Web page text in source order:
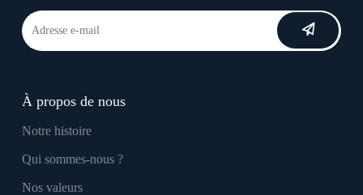
À propos de nous
Notre histoire
Qui sommes-nous ?
Nos valeurs